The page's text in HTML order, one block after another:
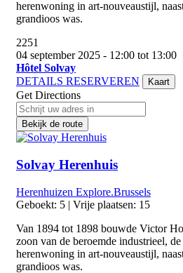
herenwoning in art-nouveaustijl,
grandioos was.
2251
04 september 2025 - 12:00 tot 13:00
Hôtel Solvay
DETAILS RESERVEREN Kaart
Get Directions
Bekijk de route
Solvay Herenhuis
Herenhuizen Explore.Brussels
Geboekt: 5 | Vrije plaatsen: 15
Van 1894 tot 1898 bouwde Victor
zoon van de beroemde industrieel,
herenwoning in art-nouveaustijl,
grandioos was.